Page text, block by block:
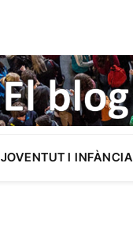
JOVENTUT I INFÀNCIA